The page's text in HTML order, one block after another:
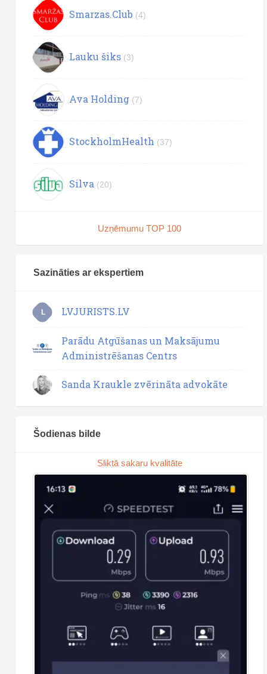
Smarzas.Club (4)
Lauku šiks (3)
Ava Holding (7)
StockholmHealth (37)
Silva (20)
Uzņēmumu TOP 100
Sazināties ar ekspertiem
L LVJURISTS.LV
Parādu Atgūšanas un Maksājumu
Administrēšanas Centrs
Sanda Kraukle zvērināta advokāte
Šodienas bilde
Sliktā sakaru kvalitāte